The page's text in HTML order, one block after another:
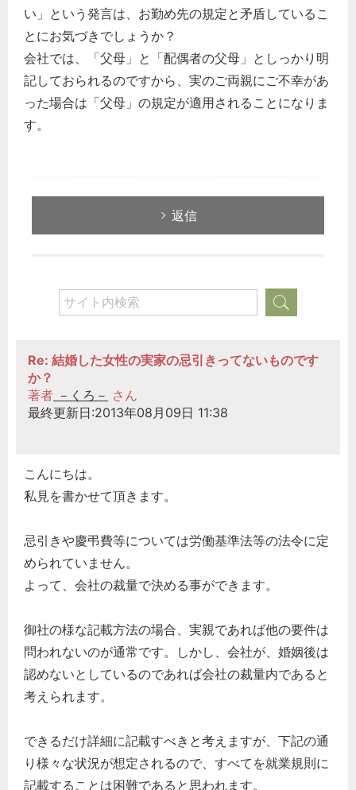
い」という発言は、お勤め先の規定と矛盾しているこ
とにお気づきでしょうか？
会社では、「父母」と「配偶者の父母」としっかり明
記しておられるのですから、実のご両親にご不幸があ
った場合は「父母」の規定が適用されることになりま
す。
返信
Re: 結婚した女性の実家の忌引きってないものです
か？
著者 －くろ－ さん
最終更新日:2013年08月09日 11:38
こんにちは。
私見を書かせて頂きます。
忌引きや慶弔費等については労働基準法等の法令に定
められていません。
よって、会社の裁量で決める事ができます。
御社の様な記載方法の場合、実親であれば他の要件は
問われないのが通常です。しかし、会社が、婚姻後は
認めないとしているのであれば会社の裁量内であると
考えられます。
できるだけ詳細に記載すべきと考えますが、下記の通
り様々な状況が想定されるので、すべてを就業規則に
記載することは困難であると思われます。